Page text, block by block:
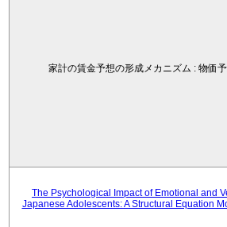
家計の賃金予想の形成メカニズム : 物価
The Psychological Impact of Emotional and
Japanese Adolescents: A Structural Equation